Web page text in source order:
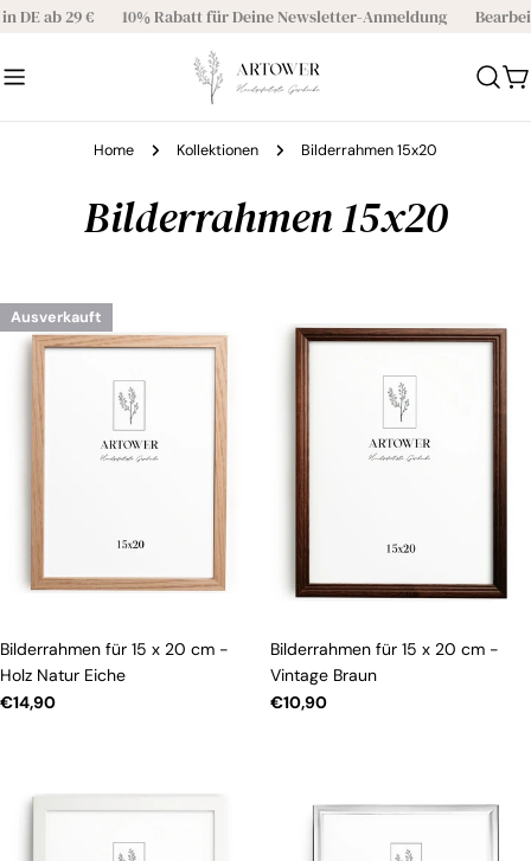
Direkt
Inhalt
ab 29 € 10% Rabatt für Deine Newsletter-Anmeldung
Home Kollektionen Bilderrahmen 15x20
S
m
m
:
Bilderrahmen 15x20
Ausverkauft
Bilderrahmen für 15 x 20 cm -
Holz Natur Eiche
Regulärer
€14,90
Bilderrahmen für 15 x 20 cm -
Vintage Braun
Regulärer
€10,90